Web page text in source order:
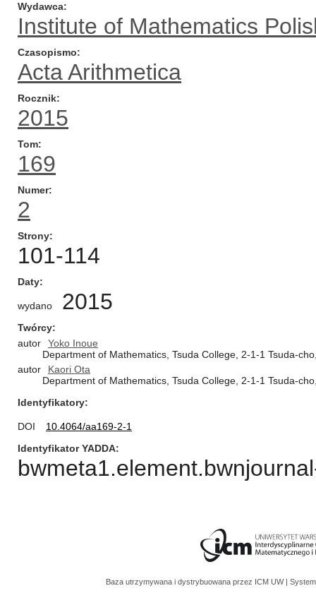
Wydawca
Institute of Mathematics
Czasopismo
Acta Arithmetica
Rocznik
2015
Tom
169
Numer
2
Strony
101-114
Daty
wydano 2015
Twórcy
autor
Yoko Inoue
Department of Mathematics, Tsuda College, 2-1-1 Tsuda-
autor
Kaori Ota
Department of Mathematics, Tsuda College, 2-1-1 Tsuda-
Identyfikatory
DOI
10.4064/aa169-2-1
Identyfikator YADDA
Baza utrzymywana i dystrybuowana przez ICM UW |